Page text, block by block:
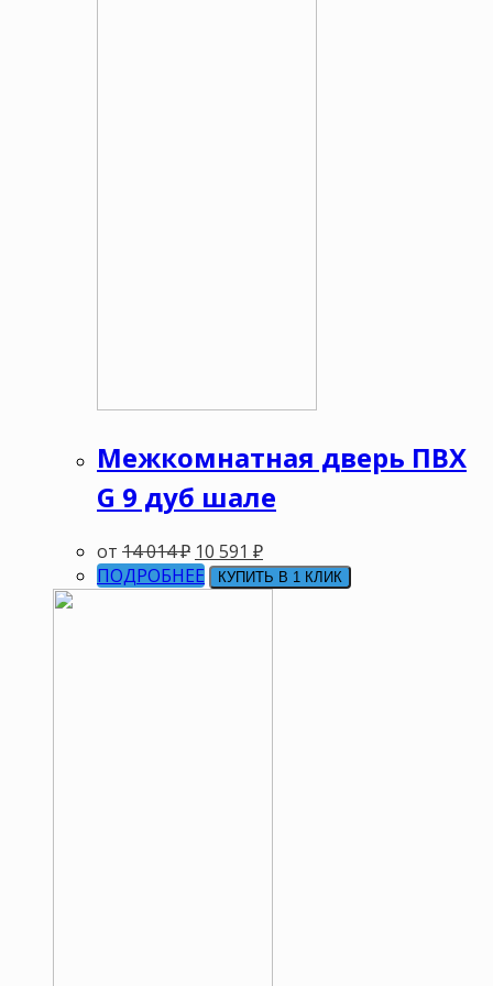
Межкомнатная дверь ПВХ
G 9 дуб шале
от 14 014₽ 10 591 ₽
ПОДРОБНЕЕ
КУПИТЬ В 1 КЛИК